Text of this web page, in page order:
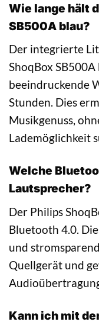
Wie lange hält
SB500A blau?
Der integrierte
ShoqBox
beeindruckende
Stunden. Dies
Musikgenuss,
Lademöglichkeit
Welche
Lautsprecher?
Der Philips
Bluetooth 4.0.
und
Quellgerät und
Kann ich mit